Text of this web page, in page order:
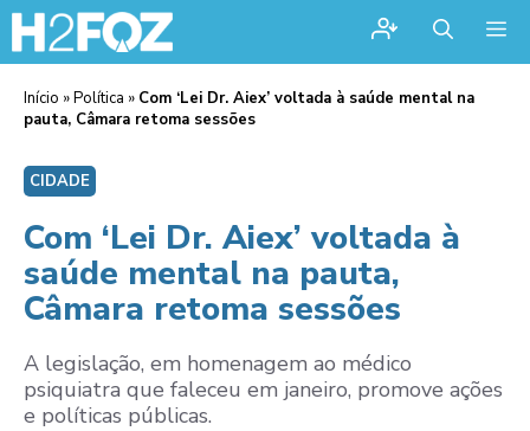
Início »Política » Com ‘Lei Dr. Aiex’ voltada à saúde mental na
pauta, Câmara retoma sessões
CIDADE
Com ‘Lei Dr. Aiex’ voltada à
saúde mental na pauta,
Câmara retoma sessões
A legislação, em homenagem ao médico
psiquiatra que faleceu em janeiro, promove ações
e políticas públicas.